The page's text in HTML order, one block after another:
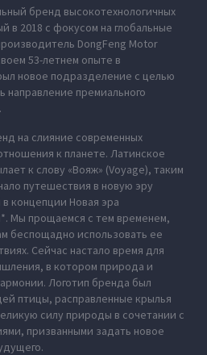
бренд высокотехнологичных
в 2018 с фокусом на глобальные
DongFeng Motor
53-летнем опыте в
новое подразделение с целью
направление премиального
на слияние современных
к планете. Латинское
к слову «Вояж» (Voyage), таким
путешествия в новую эру
концепции Новая эра
Мы прощаемся с тем временем,
беспощадно использовать ее
Сейчас настало время для
в котором природа и
Логотип бренда был
птицы, расправленные крылья
силу природы в сочетании с
призванными задать новое